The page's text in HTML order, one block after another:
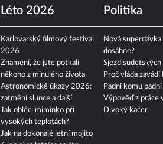
Léto 2026
Karlovarský filmový festival
2026
Znamení, že jste potkali
někoho z minulého života
Astronomické úkazy 2026:
zatmění slunce a další
Jak obléci miminko při
vysokých teplotách?
Jak na dokonalé letní mojito
Politika
Nová
dosáhne?
Sjezd
Proč vláda zavádí
Padni komu padni
Výpověď z práce
Divoký kačer